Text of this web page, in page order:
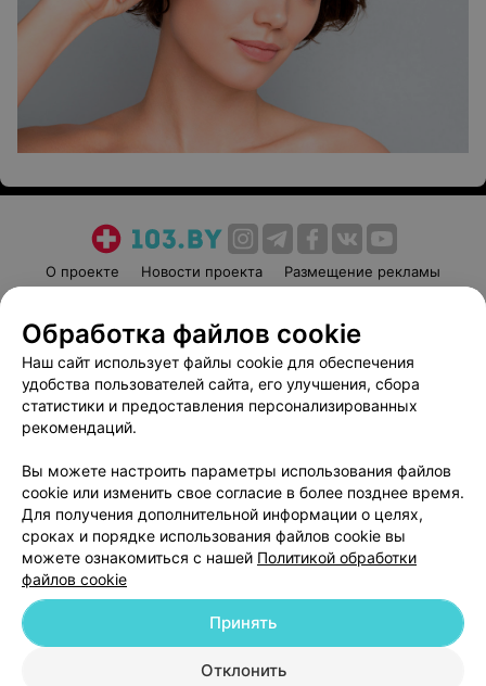
О проекте Новости проекта
Размещение рекламы
Пользовательское соглашение
Способы оплаты
Вакансии
Партнеры
Написать руководителю 103.by
Обработка персональных данных
© 2026 ООО «Артокс Лаб», УНП 191700409
| 220012, Республика Беларусь,
Обработка файлов cookie
Наш сайт использует файлы cookie для обеспечения
удобства пользователей сайта, его улучшения, сбора
статистики и предоставления персонализированных
рекомендаций.
Вы можете настроить параметры использования файлов
cookie или изменить свое согласие в более позднее время.
Для получения дополнительной информации о целях,
сроках и порядке использования файлов cookie вы
можете ознакомиться с нашей Политикой обработки
файлов cookie
Отклонить
Принять